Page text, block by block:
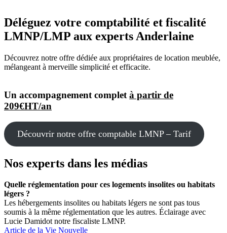
Déléguez votre comptabilité et fiscalité
LMNP/LMP aux experts Anderlaine
Découvrez notre offre dédiée aux propriétaires de location meublée,
mélangeant à merveille simplicité et efficacite.
Un accompagnement complet à partir de
209€HT/an
Découvrir notre offre comptable LMNP – Tarif
Nos experts dans les médias
Quelle réglementation pour ces logements insolites ou habitats
légers ?
Les hébergements insolites ou habitats légers ne sont pas tous
soumis à la même réglementation que les autres. Éclairage avec
Lucie Damidot notre fiscaliste LMNP.
Article de la Vie Nouvelle